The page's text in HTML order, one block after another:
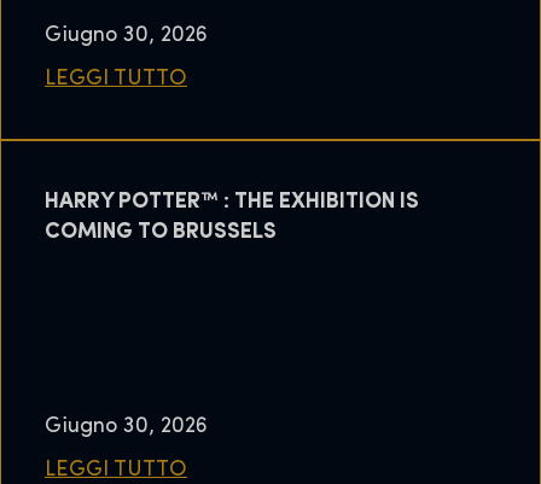
Giugno 30, 2026
LEGGI TUTTO
HARRY POTTER™ : THE EXHIBITION IS
COMING TO BRUSSELS
Giugno 30, 2026
LEGGI TUTTO